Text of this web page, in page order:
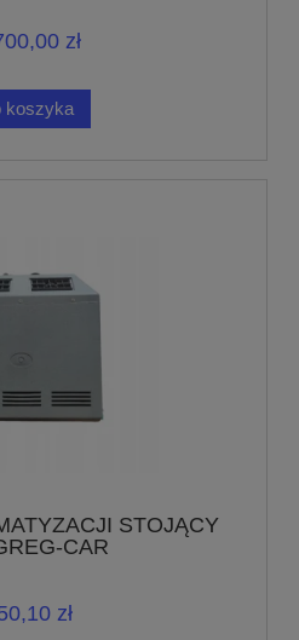
zł
koszyka
STOJĄCY
CAR
zł